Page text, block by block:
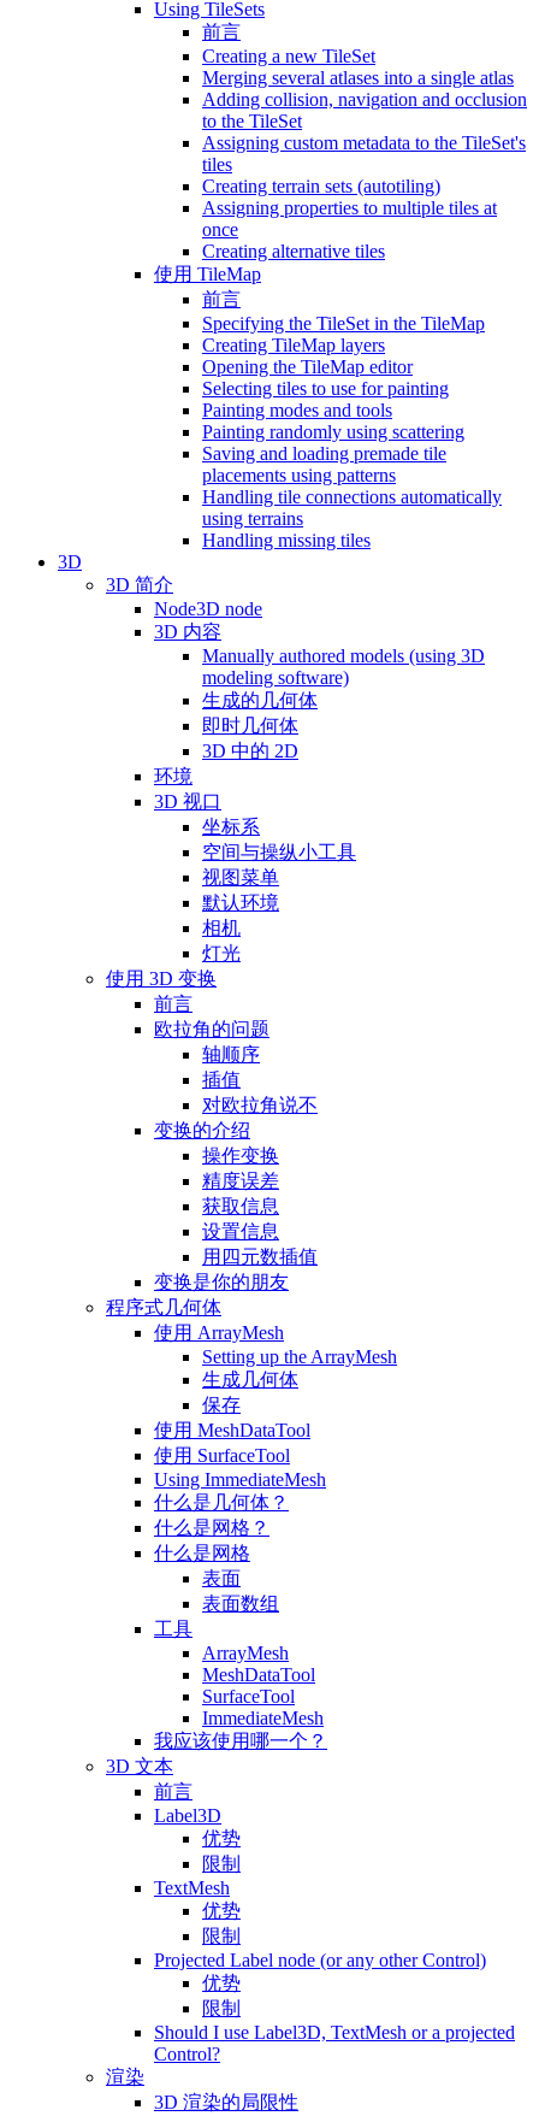
Using TileSets
前言
Creating a new TileSet
Merging several atlases into a single atlas
Adding collision, navigation and occlusion
to the TileSet
Assigning custom metadata to the TileSet's
tiles
Creating terrain sets (autotiling)
Assigning properties to multiple tiles at
once
Creating alternative tiles
使用 TileMap
前言
Specifying the TileSet in the TileMap
Creating TileMap layers
Opening the TileMap editor
Selecting tiles to use for painting
Painting modes and tools
Painting randomly using scattering
Saving and loading premade tile
placements using patterns
Handling tile connections automatically
using terrains
Handling missing tiles
3D
3D 简介
Node3D node
3D 内容
Manually authored models (using 3D
modeling software)
生成的几何体
即时几何体
3D 中的 2D
环境
3D 视口
坐标系
空间与操纵小工具
视图菜单
默认环境
相机
灯光
使用 3D 变换
前言
欧拉角的问题
轴顺序
插值
对欧拉角说不
变换的介绍
操作变换
精度误差
获取信息
设置信息
用四元数插值
变换是你的朋友
程序式几何体
使用 ArrayMesh
Setting up the ArrayMesh
生成几何体
保存
使用 MeshDataTool
使用 SurfaceTool
Using ImmediateMesh
什么是几何体？
什么是网格？
什么是网格
表面
表面数组
工具
ArrayMesh
MeshDataTool
SurfaceTool
ImmediateMesh
我应该使用哪一个？
3D 文本
前言
Label3D
优势
限制
TextMesh
优势
限制
Projected Label node (or any other Control)
优势
限制
Should I use Label3D, TextMesh or a projected
Control?
渲染
3D 渲染的局限性